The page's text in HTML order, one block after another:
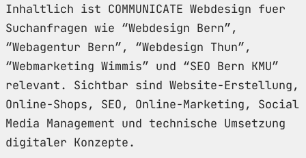
Inhaltlich ist COMMUNICATE Webdesign fuer
Suchanfragen wie “Webdesign Bern”,
“Webagentur Bern”, “Webdesign Thun”,
“Webmarketing Wimmis” und “SEO Bern KMU”
relevant. Sichtbar sind Website-Erstellung,
Online-Shops, SEO, Online-Marketing, Social
Media Management und technische Umsetzung
digitaler Konzepte.